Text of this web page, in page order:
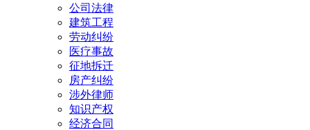
公司法律
建筑工程
劳动纠纷
医疗事故
征地拆迁
房产纠纷
涉外律师
知识产权
经济合同